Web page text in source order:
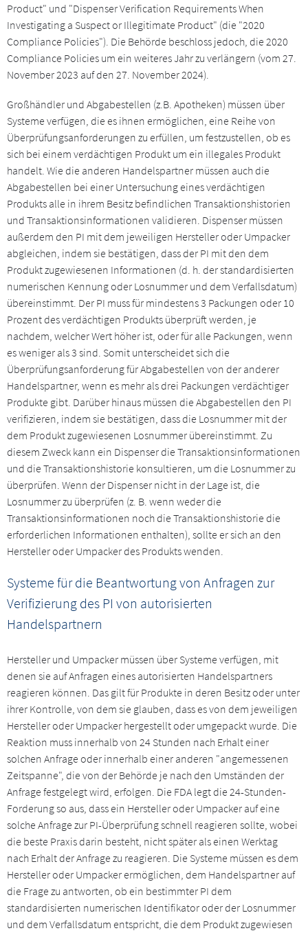
Product" und "Dispenser Verification Requirements When
Investigating a Suspect or Illegitimate Product" (die "2020
Compliance Policies"). Die Behörde beschloss jedoch, die 2020
Compliance Policies um ein weiteres Jahr zu verlängern (vom 27.
November 2023 auf den 27. November 2024).
Großhändler und Abgabestellen (z.B. Apotheken) müssen über
Systeme verfügen, die es ihnen ermöglichen, eine Reihe von
Überprüfungsanforderungen zu erfüllen, um festzustellen, ob es
sich bei einem verdächtigen Produkt um ein illegales Produkt
handelt. Wie die anderen Handelspartner müssen auch die
Abgabestellen bei einer Untersuchung eines verdächtigen
Produkts alle in ihrem Besitz befindlichen Transaktionshistorien
und Transaktionsinformationen validieren. Dispenser müssen
außerdem den PI mit dem jeweiligen Hersteller oder Umpacker
abgleichen, indem sie bestätigen, dass der PI mit den dem
Produkt zugewiesenen Informationen (d. h. der standardisierten
numerischen Kennung oder Losnummer und dem Verfallsdatum)
übereinstimmt. Der PI muss für mindestens 3 Packungen oder 10
Prozent des verdächtigen Produkts überprüft werden, je
nachdem, welcher Wert höher ist, oder für alle Packungen, wenn
es weniger als 3 sind. Somit unterscheidet sich die
Überprüfungsanforderung für Abgabestellen von der anderer
Handelspartner, wenn es mehr als drei Packungen verdächtiger
Produkte gibt. Darüber hinaus müssen die Abgabestellen den PI
verifizieren, indem sie bestätigen, dass die Losnummer mit der
dem Produkt zugewiesenen Losnummer übereinstimmt. Zu
diesem Zweck kann ein Dispenser die Transaktionsinformationen
und die Transaktionshistorie konsultieren, um die Losnummer zu
überprüfen. Wenn der Dispenser nicht in der Lage ist, die
Losnummer zu überprüfen (z. B. wenn weder die
Transaktionsinformationen noch die Transaktionshistorie die
erforderlichen Informationen enthalten), sollte er sich an den
Hersteller oder Umpacker des Produkts wenden.
Systeme für die Beantwortung von Anfragen zur
Verifizierung des PI von autorisierten
Handelspartnern
Hersteller und Umpacker müssen über Systeme verfügen, mit
denen sie auf Anfragen eines autorisierten Handelspartners
reagieren können. Das gilt für Produkte in deren Besitz oder unter
ihrer Kontrolle, von dem sie glauben, dass es von dem jeweiligen
Hersteller oder Umpacker hergestellt oder umgepackt wurde. Die
Reaktion muss innerhalb von 24 Stunden nach Erhalt einer
solchen Anfrage oder innerhalb einer anderen "angemessenen
Zeitspanne", die von der Behörde je nach den Umständen der
Anfrage festgelegt wird, erfolgen. Die FDA legt die 24-Stunden-
Forderung so aus, dass ein Hersteller oder Umpacker auf eine
solche Anfrage zur PI-Überprüfung schnell reagieren sollte, wobei
die beste Praxis darin besteht, nicht später als einen Werktag
nach Erhalt der Anfrage zu reagieren. Die Systeme müssen es dem
Hersteller oder Umpacker ermöglichen, dem Handelspartner auf
die Frage zu antworten, ob ein bestimmter PI dem
standardisierten numerischen Identifikator oder der Losnummer
und dem Verfallsdatum entspricht, die dem Produkt zugewiesen